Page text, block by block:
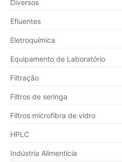
Diversos
Efluentes
Eletroquímica
Equipamento de Laboratório
Filtração
Filtros de seringa
Filtros microfibra de vidro
HPLC
Indústria Alimentícia